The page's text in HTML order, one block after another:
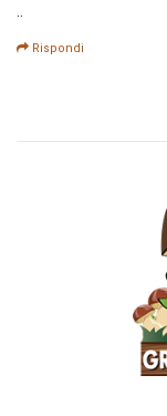
..
Rispondi